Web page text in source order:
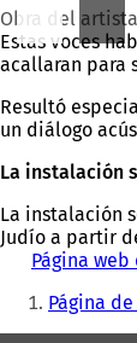
Obra del
Estas voces
acallaran para
Resultó
un diálogo
La instalación
La instalación
Judío a partir
Página web
Estás
aquí:
Página